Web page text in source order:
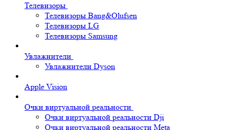
Телевизоры
Телевизоры Bang&Olufsen
Телевизоры LG
Телевизоры Samsung
Увлажнители
Увлажнители Dyson
Apple Vision
Очки виртуальной реальности
Очки виртуальной реальности Dji
Очки виртуальной реальности Meta